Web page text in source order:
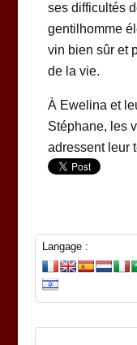
ses difficultés
gentilhomme
vin bien sûr et
de la vie.
À Ewelina et
Stéphane, les
adressent leur
Langage :